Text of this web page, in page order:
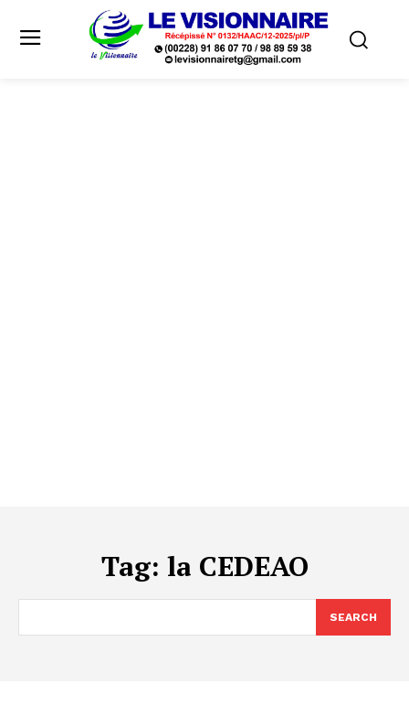
Tag: la CEDEAO
SEARCH